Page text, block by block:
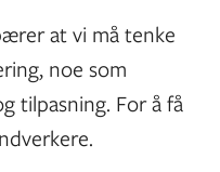
at vi må tenke
noe som
tilpasning. For å få